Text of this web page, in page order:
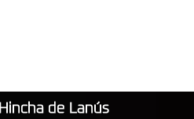
de Lanús